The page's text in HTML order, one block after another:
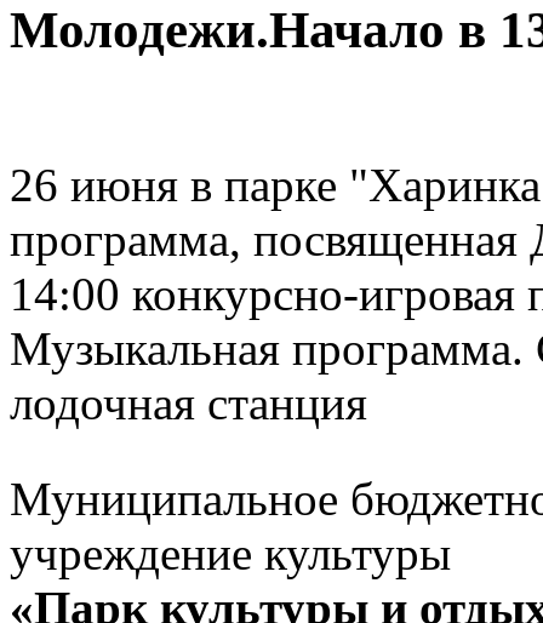
Молодежи.Начало в
26 июня в парке
программа,
14:00 конкурсно-
Музыкальная программа.
лодочная станция
Муниципальное
учреждение культуры
«Парк культуры и